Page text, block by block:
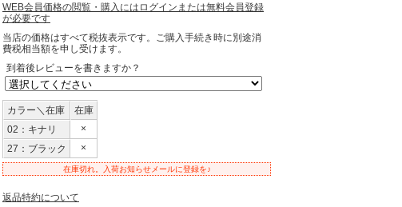
WEB会員価格の閲覧・購入にはログインまたは無料会員登録
が必要です
当店の価格はすべて税抜表示です。ご購入手続き時に別途消
費税相当額を申し受けます。
到着後レビューを書きますか？
カラー＼在庫
在庫
02：キナリ
×
27：ブラック
×
在庫切れ。入荷お知らせメールに登録を♪
返品特約について